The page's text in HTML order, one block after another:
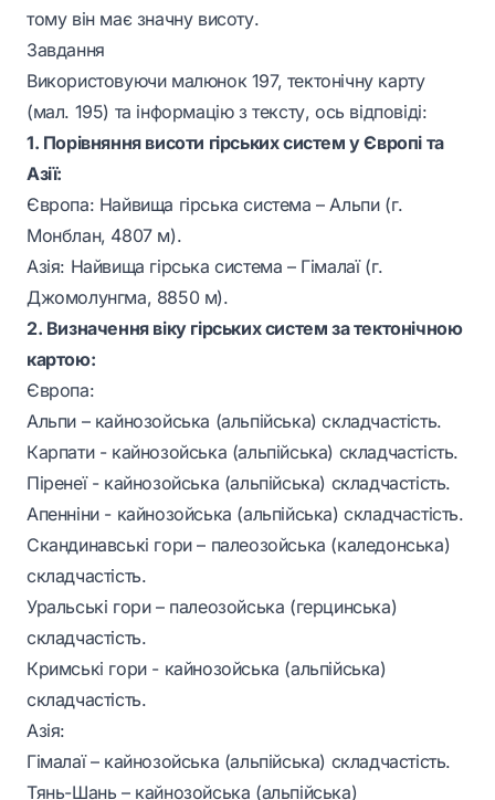
тому він має значну висоту.
Завдання
Використовуючи малюнок 197, тектонічну карту
(мал. 195) та інформацію з тексту, ось відповіді:
1. Порівняння висоти гірських систем у Європі та
Азії:
Європа: Найвища гірська система – Альпи (г.
Монблан, 4807 м).
Азія: Найвища гірська система – Гімалаї (г.
Джомолунгма, 8850 м).
2. Визначення віку гірських систем за тектонічною
картою:
Європа:
Альпи – кайнозойська (альпійська) складчастість.
Карпати - кайнозойська (альпійська) складчастість.
Піренеї - кайнозойська (альпійська) складчастість.
Апенніни - кайнозойська (альпійська) складчастість.
Скандинавські гори – палеозойська (каледонська)
складчастість.
Уральські гори – палеозойська (герцинська)
складчастість.
Кримські гори - кайнозойська (альпійська)
складчастість.
Азія:
Гімалаї – кайнозойська (альпійська) складчастість.
Тянь-Шань – кайнозойська (альпійська)